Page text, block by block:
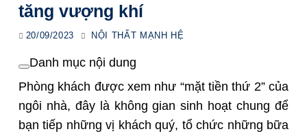
tăng vượng khí
20/09/2023 NỘI THẤT MẠNH HỆ
Danh mục nội dung
Phòng khách được xem như “mặt tiền thứ 2” của
ngôi nhà, đây là không gian sinh hoạt chung để
bạn tiếp những vị khách quý, tổ chức những bữa